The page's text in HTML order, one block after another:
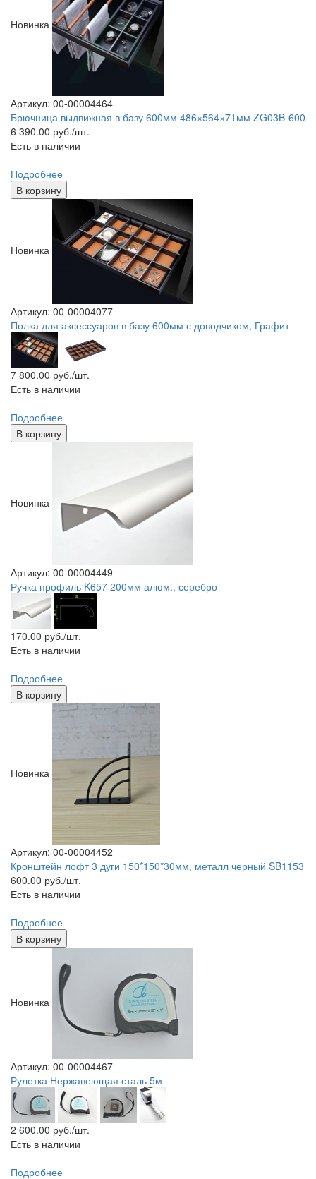
Новинка
Артикул: 00-00004464
Брючница выдвижная в базу 600мм 486×564×71мм ZG03B-600
6 390.00 руб./шт.
Есть в наличии
Подробнее
В корзину
Новинка
Артикул: 00-00004077
Полка для аксессуаров в базу 600мм с доводчиком, Графит
7 800.00 руб./шт.
Есть в наличии
Подробнее
В корзину
Новинка
Артикул: 00-00004449
Ручка профиль K657 200мм алюм., серебро
170.00 руб./шт.
Есть в наличии
Подробнее
В корзину
Новинка
Артикул: 00-00004452
Кронштейн лофт 3 дуги 150*150*30мм, металл черный SB1153
600.00 руб./шт.
Есть в наличии
Подробнее
В корзину
Новинка
Артикул: 00-00004467
Рулетка Нержавеющая сталь 5м
2 600.00 руб./шт.
Есть в наличии
Подробнее